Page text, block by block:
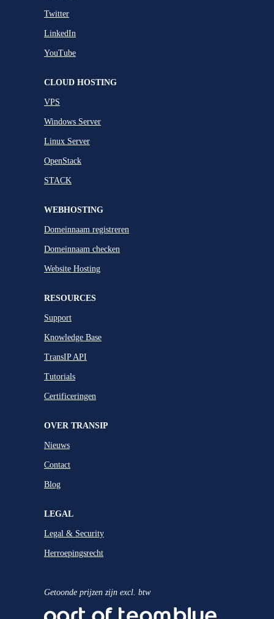
Twitter
LinkedIn
YouTube
CLOUD HOSTING
VPS
Windows Server
Linux Server
OpenStack
STACK
WEBHOSTING
Domeinnaam registreren
Domeinnaam checken
Website Hosting
RESOURCES
Support
Knowledge Base
TransIP API
Tutorials
Certificeringen
OVER TRANSIP
Nieuws
Contact
Blog
LEGAL
Legal & Security
Herroepingsrecht
Getoonde prijzen zijn excl. btw